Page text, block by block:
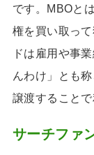
です。MBOと
権を買い取っ
ドは雇用や事
んわけ」とも
譲渡すること
サーチファ